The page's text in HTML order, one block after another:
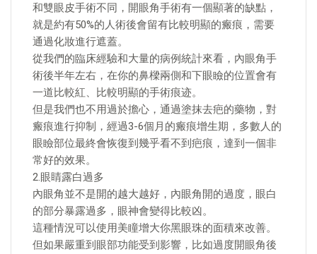
和雙眼皮手術不同，開眼角手術有一個顯著的缺點，
就是約有50%的人術後會留有比較明顯的瘢痕，需要
通過化妝進行遮蓋。
從我們的臨床經驗和大量的病例統計來看，內眼角手
術後半年左右，在你的鼻樑兩側和下眼瞼的位置會有
一道比較紅、比較明顯的手術痕迹。
但是我們也不用過於擔心，通過塗抹去疤的藥物，對
瘢痕進行抑制，經過3-6個月的瘢痕增生期，多數人的
眼瞼部位最終會恢復到幾乎看不到疤痕，達到一個非
常好的效果。
2.眼睛露白過多
內眼角並不是開的越大越好，內眼角開的過度，眼白
的部分暴露過多，眼神會變得比較凶。
這種情況可以使用美瞳增大你黑眼珠的面積來改善。
但如果嚴重到眼部功能受到影響，比如過度開眼角後